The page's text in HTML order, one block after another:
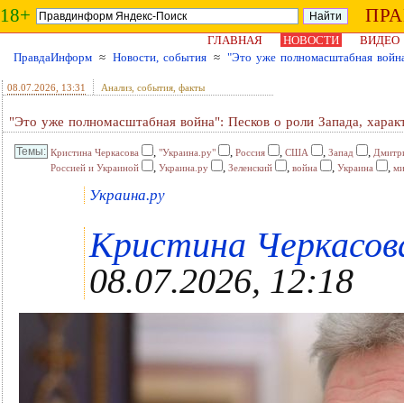
18+
ГЛАВНАЯ НОВОСТИ
ВИДЕО
ПравдаИнформ ≈ Новости, события ≈ "Это уже полномасштабная
08.07.2026 , 13:31 Анализ, события, факты
"Это уже полномасштабная война": Песков о роли Запада,
Кристина Черкасова , "Украина.ру" , Россия , США , Запад ,
Россией и Украиной
, Украина.ру , Зеленский , война , Украина ,
Украина.ру
Кристина
08.07.2026, 12:18